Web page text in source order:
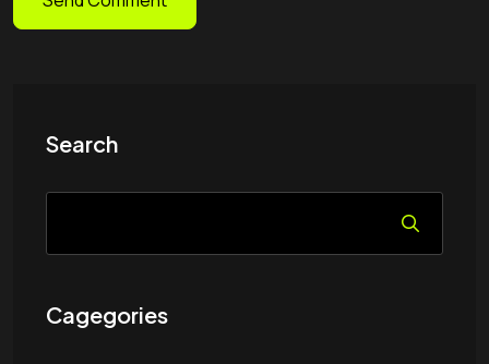
Search
Cagegories